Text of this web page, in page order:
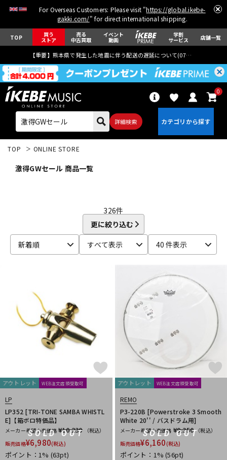
For Overseas Customers: Please visit "https://global.ikebe-
gakki.com/" for direct international shipping.
TOP 買う
ストア
売る
中古買取
イベント
動画
学割
サービス 店舗一覧
【重要】熊本県で発生した地震に伴う配送の遅延について(07月29日
詳細検索
0
ウクレレ
パーカッション
キーボード 電子ピアノ
管楽器
アンプ エフェクター
DJ機器 DTM
TOP ONLINE STORE
激得GWセール 商品一覧
326件
更に絞り込む
新着順
すべて表示 40 件表示
SOLD OUT
アウトレット WEB注文店頭受取可
LP
LP352 [TRI-TONE SAMBA WHISTL
E]【箱ボロ特価品】
メーカー希望小売価格 ¥10,230
（税込）
販売価格¥6,980(税込)
ポイント：1% (63pt)
SOLD OUT
アウトレット WEB注文店頭受取可
REMO
P3-220B [Powerstroke 3 Smooth
White 20'' / バスドラム用]
メーカー希望小売価格 ¥9,350 （税込）
販売価格¥6,160(税込)
ポイント：1%(56pt)